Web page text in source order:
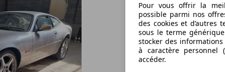
Pour vous offrir la
possible parmi nos
des cookies et d’autres
sous le terme
stocker des
à caractère personnel
accéder.